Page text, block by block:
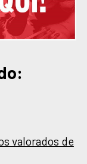
valorados de